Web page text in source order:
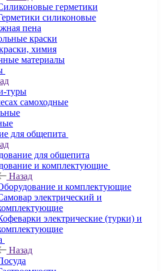
герметики
силиконовые
пена
краски
химия
материалы
туры
самоходные
для общепита
для общепита
и комплектующие
Назад
и комплектующие
электрический и
электрические (турки) и
Назад